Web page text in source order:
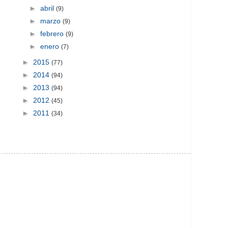
► abril (9)
► marzo (9)
► febrero (9)
► enero (7)
► 2015 (77)
► 2014 (94)
► 2013 (94)
► 2012 (45)
► 2011 (34)